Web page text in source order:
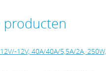
producten
12V, 40A/40A/5,5A/2A, 250W,